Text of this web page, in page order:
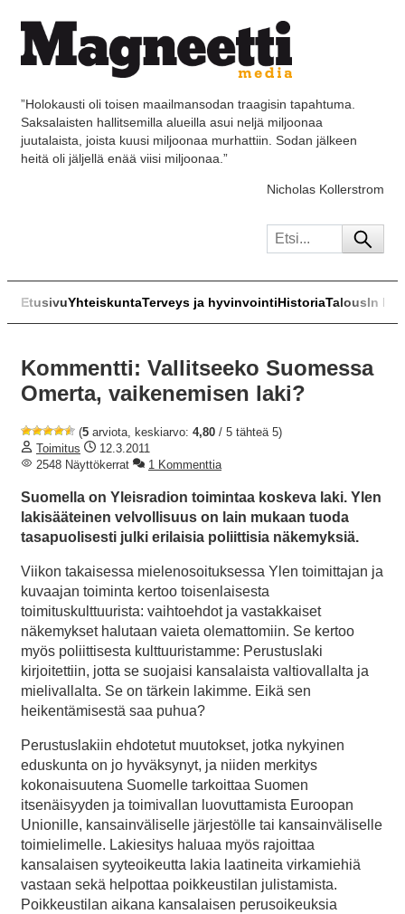
”Holokausti oli toisen maailmansodan traagisin tapahtuma.
Saksalaisten hallitsemilla alueilla asui neljä miljoonaa
juutalaista, joista kuusi miljoonaa murhattiin. Sodan jälkeen
heitä oli jäljellä enää viisi miljoonaa.”
Nicholas Kollerstrom
EtusivuYhteiskuntaTerveys ja hyvinvointiHistoriaTalousIn
Kommentti: Vallitseeko Suomessa
Omerta, vaikenemisen laki?
(5 arviota, keskiarvo: 4,80 / 5 tähteä 5)
Toimitus
12.3.2011
2548 Näyttökerrat
1 Kommenttia
Suomella on Yleisradion toimintaa koskeva laki. Ylen
lakisääteinen velvollisuus on lain mukaan tuoda
tasapuolisesti julki erilaisia poliittisia näkemyksiä.
Viikon takaisessa mielenosoituksessa Ylen toimittajan ja
kuvaajan toiminta kertoo toisenlaisesta
toimituskulttuurista: vaihtoehdot ja vastakkaiset
näkemykset halutaan vaieta olemattomiin. Se kertoo
myös poliittisesta kulttuuristamme: Perustuslaki
kirjoitettiin, jotta se suojaisi kansalaista valtiovallalta ja
mielivallalta. Se on tärkein lakimme. Eikä sen
heikentämisestä saa puhua?
Perustuslakiin ehdotetut muutokset, jotka nykyinen
eduskunta on jo hyväksynyt, ja niiden merkitys
kokonaisuutena Suomelle tarkoittaa Suomen
itsenäisyyden ja toimivallan luovuttamista Euroopan
Unionille, kansainväliselle järjestölle tai kansainväliselle
toimielimelle. Lakiesitys haluaa myös rajoittaa
kansalaisen syyteoikeutta lakia laatineita virkamiehiä
vastaan sekä helpottaa poikkeustilan julistamista.
Poikkeustilan aikana kansalaisen perusoikeuksia